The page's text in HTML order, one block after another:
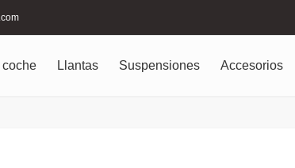
coche Llantas Suspensiones Accesorios